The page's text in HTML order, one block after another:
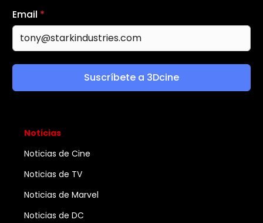
Email *
Suscríbete a 3Dcine
Noticias
Noticias de Cine
Noticias de TV
Noticias de Marvel
Noticias de DC